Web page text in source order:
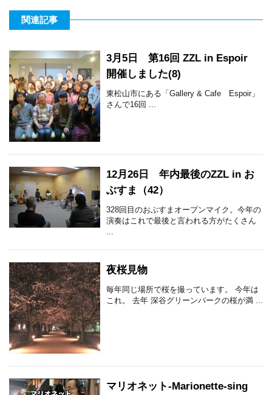
関連記事
3月5日 第16回 ZZL in Espoir
開催しました(8)
東松山市にある「Gallery & Cafe Espoir」
さんで16回 ...
12月26日 年内最後のZZL in お
ぶすま（42）
328回目のおぶすまオープンマイク。今年の
演奏はこれで最後と言われる方がたくさん
夜桜見物
毎年同じ場所で桜を撮っています。 今年は
これ。 去年 深谷グリーンパークの桜が満 ...
マリオネット-Marionette-sing